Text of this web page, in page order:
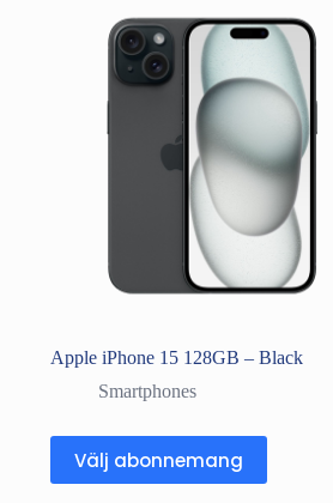
Apple iPhone 15 128GB – Black
Smartphones
Välj abonnemang